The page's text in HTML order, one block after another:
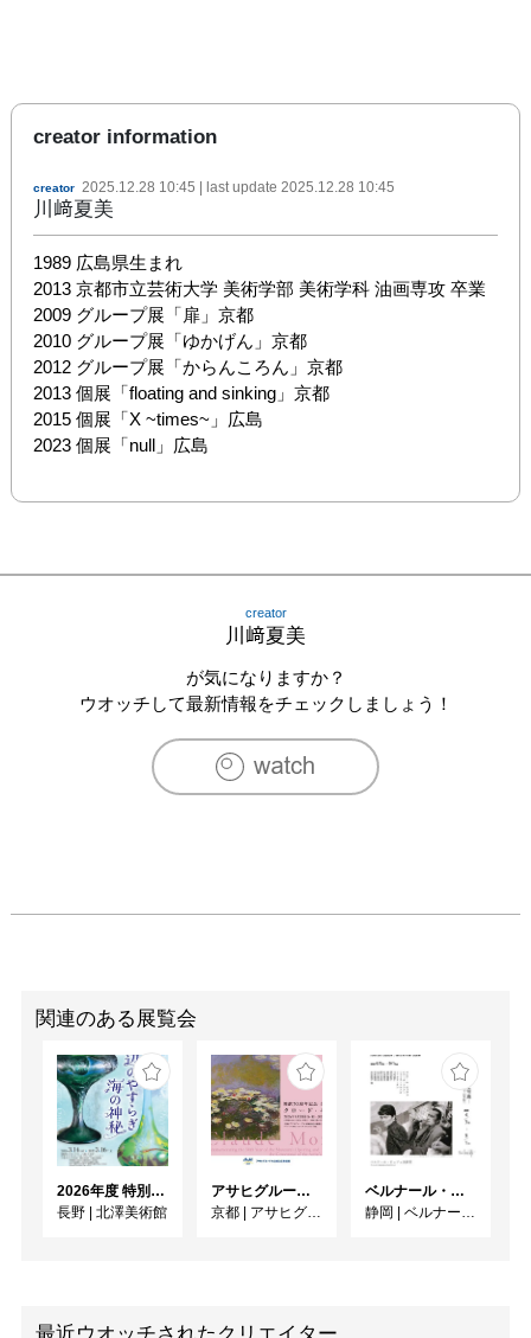
creator information
creator 2025.12.28 10:45 | last update 2025.12.28 10:45
川﨑夏美
1989 広島県生まれ
2013 京都市立芸術大学 美術学部 美術学科 油画専攻 卒業
2009 グループ展「扉」京都
2010 グループ展「ゆかげん」京都
2012 グループ展「からんころん」京都
2013 個展「floating and sinking」京都
2015 個展「X ~times~」広島
2023 個展「null」広島
creator
川﨑夏美
が気になりますか？
ウオッチして最新情報をチェックしましょう！
関連のある展覧会
2026年度 特別展「ガレとドーム、アール･ヌーヴォーのガラス 水辺のやすらぎ、海の神秘」
長野 | 北澤美術館
アサヒグループ大山崎山荘美術館 開館30周年記念展「没後100年 クロード・モネ」
京都 | アサヒグループ大山崎山荘美術館
ベルナール・ビュフェと写真 ーカメラがとらえたビュフェとその時代、そして21 世紀へ
静岡 | ベルナール・ビュフェ美術館
最近ウオッチされたクリエイター